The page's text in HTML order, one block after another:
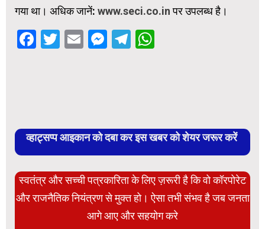
गया था। अधिक जानें: www.seci.co.inपर उपलब्ध है।
Facebook
Twitter
EmailMessenger
Telegram
व्हाट्सप्प आइकान को दबा कर इस खबर को शेयर जरूर करें
स्वतंत्र और सच्ची पत्रकारिता के लिए ज़रूरी है कि वो कॉरपोरेट
और राजनैतिक नियंत्रण से मुक्त हो। ऐसा तभी संभव है जब जनता
आगे आए और सहयोग करे